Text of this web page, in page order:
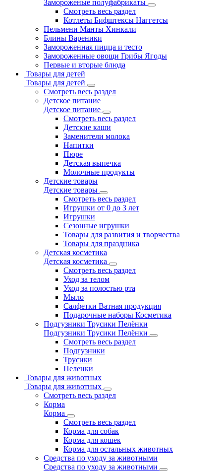
Замороженые полуфабрикаты
Смотреть весь раздел
Котлеты Бифштексы Наггетсы
Пельмени Манты Хинкали
Блины Вареники
Замороженная пицца и тесто
Замороженные овощи Грибы Ягоды
Первые и вторые блюда
Товары для детей
Товары для детей
Смотреть весь раздел
Детское питание
Детское питание
Смотреть весь раздел
Детские каши
Заменители молока
Напитки
Пюре
Детская выпечка
Молочные продукты
Детские товары
Детские товары
Смотреть весь раздел
Игрушки от 0 до 3 лет
Игрушки
Сезонные игрушки
Товары для развития и творчества
Товары для праздника
Детская косметика
Детская косметика
Смотреть весь раздел
Уход за телом
Уход за полостью рта
Мыло
Салфетки Ватная продукция
Подарочные наборы Косметика
Подгузники Трусики Пелёнки
Подгузники Трусики Пелёнки
Смотреть весь раздел
Подгузники
Трусики
Пеленки
Товары для животных
Товары для животных
Смотреть весь раздел
Корма
Корма
Смотреть весь раздел
Корма для собак
Корма для кошек
Корма для остальных животных
Средства по уходу за животными
Средства по уходу за животными